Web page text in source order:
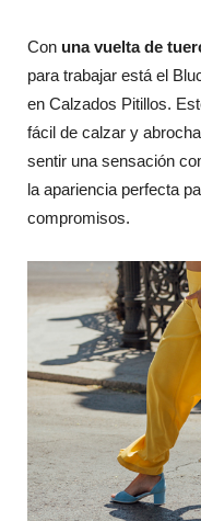
Con una vuelta de
para trabajar está el
en Calzados Pitillos.
fácil de calzar y
sentir una sensación
la apariencia perfecta
compromisos.